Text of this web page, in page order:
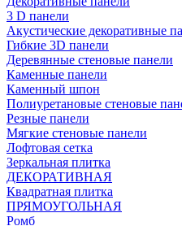
3 D панели
Акустические декоративные
Гибкие 3D панели
Деревянные стеновые панели
Каменные панели
Каменный шпон
Полиуретановые стеновые
Резные панели
Мягкие стеновые панели
Лофтовая сетка
Зеркальная плитка
ДЕКОРАТИВНАЯ
Квадратная плитка
ПРЯМОУГОЛЬНАЯ
Ромб